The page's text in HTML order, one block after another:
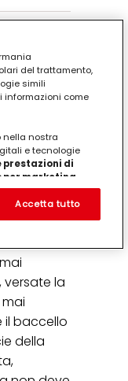
il
fecola e
la
il baccello
della
del trattamento,
simili
informazioni come
nella nostra
e tecnologie
prestazioni di
per marketing
noi
su siti Web di
potrebbero essere
nonché per
dei dati
il tuo consenso in
cookie"
sul loro
clic su
Accetta tutto